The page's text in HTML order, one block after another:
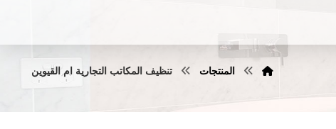
المنتجات تنظيف المكاتب التجارية ام القيوين